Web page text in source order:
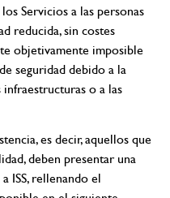
Servicios a las personas
reducida, sin costes
objetivamente imposible
seguridad debido a la
o a las
es decir, aquellos que
deben presentar una
ISS, rellenando el